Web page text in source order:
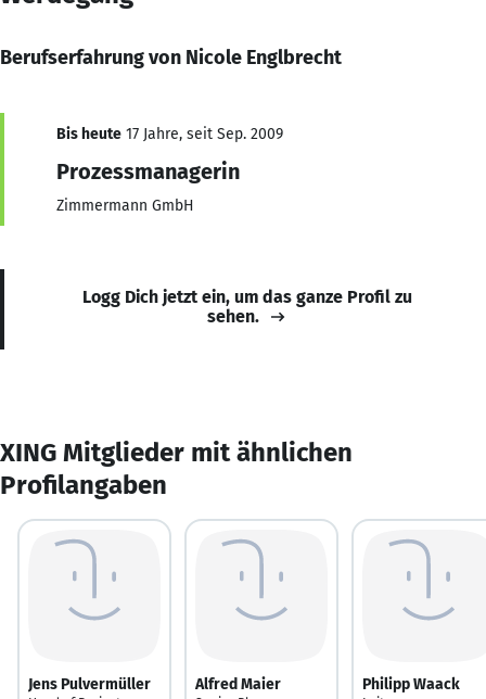
Berufserfahrung von Nicole Englbrecht
Bis heute 17 Jahre, seit Sep. 2009
Prozessmanagerin
Zimmermann GmbH
Logg Dich jetzt ein, um das ganze Profil zu
sehen.
XING Mitglieder mit ähnlichen
Profilangaben
Jens Pulvermüller Alfred Maier Philipp Waack